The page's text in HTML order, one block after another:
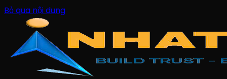
Bỏ qua nội dung